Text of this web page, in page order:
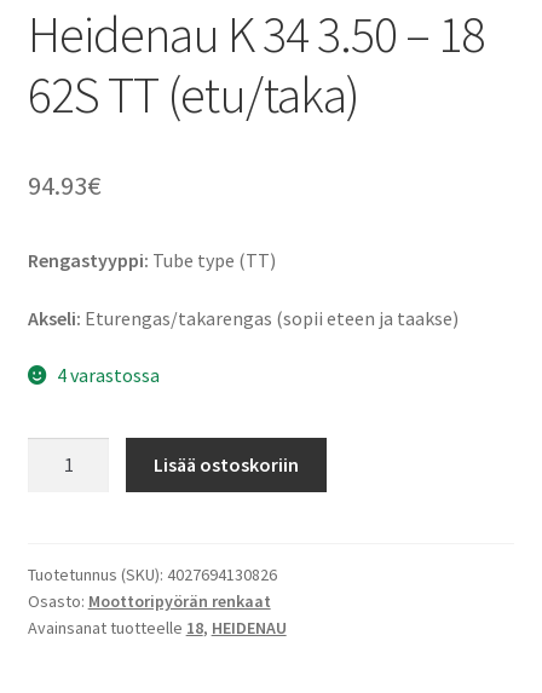
Heidenau K 34 3.50 – 18
62S TT (etu/taka)
94.93€
Rengastyyppi: Tube type (TT)
Akseli: Eturengas/takarengas (sopii eteen ja taakse)
4 varastossa
-
18
62S
Lisää ostoskoriin
Tuotetunnus (SKU): 4027694130826
Osasto: Moottoripyörän renkaat
Avainsanat tuotteelle 18, HEIDENAU